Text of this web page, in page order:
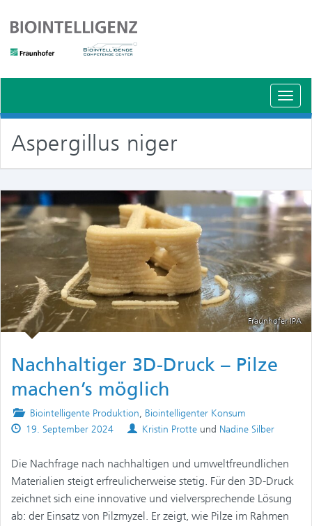
Aspergillus niger
Fraunhofer IPA
Nachhaltiger 3D-Druck – Pilze
machen’s möglich
Posted
in
Biointelligente Produktion, Biointelligenter Konsum
Published
19. September 2024 Authors
Kristin Protte und Nadine Silber
Die Nachfrage nach nachhaltigen und umweltfreundlichen
Materialien steigt erfreulicherweise stetig. Für den 3D-Druck
zeichnet sich eine innovative und vielversprechende Lösung
ab: der Einsatz von Pilzmyzel. Er zeigt, wie Pilze im Rahmen